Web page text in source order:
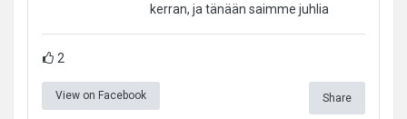
kerran, ja tänään saimme juhlia
2
View on Facebook Share